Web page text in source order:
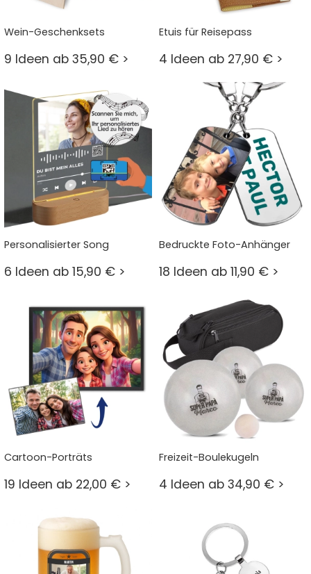
Wein-Geschenksets
9 Ideen ab 35,90 € >
Etuis für Reisepass
4 Ideen ab 27,90 € >
Personalisierter Song
6 Ideen ab 15,90 € >
Bedruckte Foto-Anhänger
18 Ideen ab 11,90 € >
Cartoon-Porträts
19 Ideen ab 22,00 € >
Freizeit-Boulekugeln
4 Ideen ab 34,90 € >